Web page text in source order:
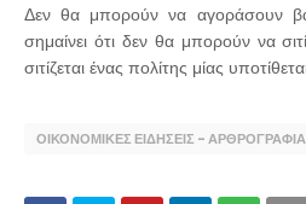
Δεν θα μπορούν να αγοράσουν
σημαίνει ότι δεν θα μπορούν να
σιτίζεται ένας πολίτης μίας
ΟΙΚΟΝΟΜΙΚΕΣ ΕΙΔΗΣΕΙΣ - ΑΡΘΡΟΓΡΑΦΙΑ